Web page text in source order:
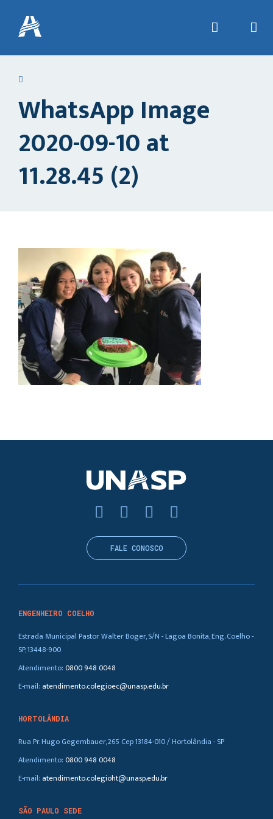
WhatsApp Image
2020-09-10 at
11.28.45 (2)
ENGENHEIRO COELHO
Estrada Municipal Pastor Walter Boger, S/N - Lagoa Bonita, Eng. Coelho -
SP, 13448-900
Atendimento:0800 948 0048
E-mail: atendimento.colegioec@unasp.edu.br
HORTOLÂNDIA
Rua Pr. Hugo Gegembauer, 265 Cep 13184-010 / Hortolândia - SP
Atendimento:0800 948 0048
E-mail: atendimento.colegioht@unasp.edu.br
SÃO PAULO SEDE
FALE CONOSCO